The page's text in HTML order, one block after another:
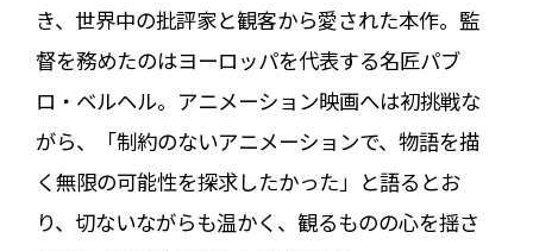
き、世界中の批評家と観客から愛された本作。監
督を務めたのはヨーロッパを代表する名匠パブ
ロ・ベルヘル。アニメーション映画へは初挑戦な
がら、「制約のないアニメーションで、物語を描
く無限の可能性を探求したかった」と語るとお
り、切ないながらも温かく、観るものの心を揺さ